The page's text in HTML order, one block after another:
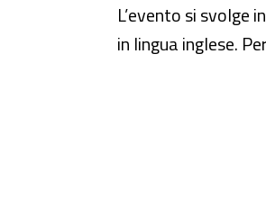
L’evento si svolge
in lingua inglese.